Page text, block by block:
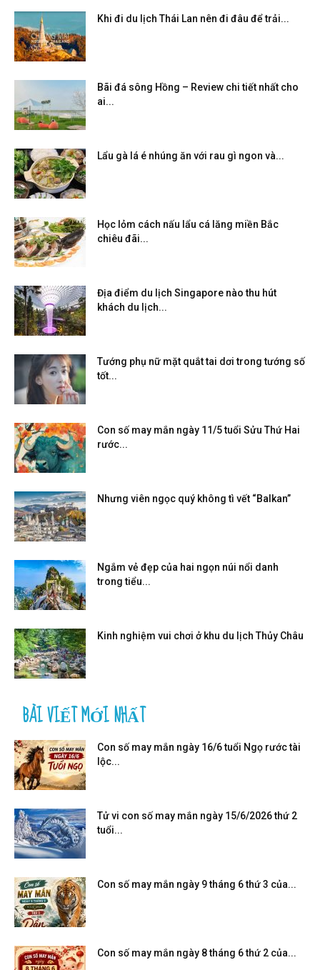
Khi đi du lịch Thái Lan nên đi đâu để trải...
Bãi đá sông Hồng – Review chi tiết nhất cho
ai...
Lẩu gà lá é nhúng ăn với rau gì ngon và...
Học lỏm cách nấu lẩu cá lăng miền Bắc
chiêu đãi...
Địa điểm du lịch Singapore nào thu hút
khách du lịch...
Tướng phụ nữ mặt quắt tai dơi trong tướng số
tốt...
Con số may mắn ngày 11/5 tuổi Sửu Thứ Hai
rước...
Nhưng viên ngọc quý không tì vết “Balkan”
Ngắm vẻ đẹp của hai ngọn núi nổi danh
trong tiểu...
Kinh nghiệm vui chơi ở khu du lịch Thủy Châu
BÀI VIẾT MỚI NHẤT
Con số may mắn ngày 16/6 tuổi Ngọ rước tài
lộc...
Tử vi con số may mắn ngày 15/6/2026 thứ 2
tuổi...
Con số may mắn ngày 9 tháng 6 thứ 3 của...
Con số may mắn ngày 8 tháng 6 thứ 2 của...